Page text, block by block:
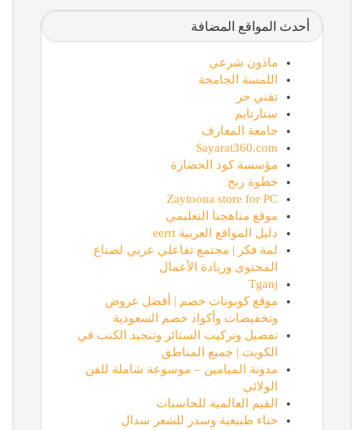
أحدث المواقع المضافة
ماذون شرعي
اللمسة الجامحة
تقني حر
ستارتايم
جامعة المعارف
Sayarat360.com
مؤسسة كود الحضارة
خطوة ربح
Zaytoona store for PC
موقع مناهجنا التعليمي
دليل المواقع العربية eerrt
لمة فكر | مجتمع تفاعلي عربي لصناع
المحتوى وريادة الأعمال
Tganj
موقع كوبونات خصم | أفضل عروض
وتخفيضات وأكواد خصم السعودية
تفصيل وتركيب الستائر وتنجيد الكنب في
الكويت | جميع المناطق
مدونة الميامين – موسوعة شاملة للفن
الولائي
القيم العالمية للحاسبات
حناء طبيعية وسدر للشعر سدال